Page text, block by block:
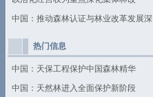
中国：推动森林认证与林业改革发展深
热门信息
中国：天保工程保护中国森林精华
中国：天然林进入全面保护新阶段